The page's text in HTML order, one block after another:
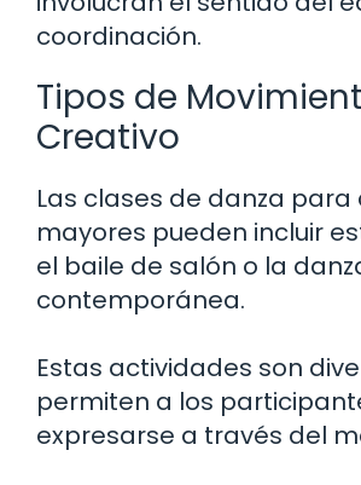
coordinación.
Tipos de
Creativo
Las clases de danza para
mayores pueden incluir
el baile de salón o la
contemporánea.
Estas actividades son
permiten a los
expresarse a través del